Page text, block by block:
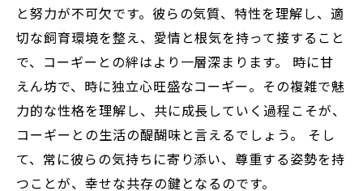
と努力が不可欠です。彼らの気質、特性を理解し、適
切な飼育環境を整え、愛情と根気を持って接すること
で、コーギーとの絆はより一層深まります。 時に甘
えん坊で、時に独立心旺盛なコーギー。その複雑で魅
力的な性格を理解し、共に成長していく過程こそが、
コーギーとの生活の醍醐味と言えるでしょう。 そし
て、常に彼らの気持ちに寄り添い、尊重する姿勢を持
つことが、幸せな共存の鍵となるのです。